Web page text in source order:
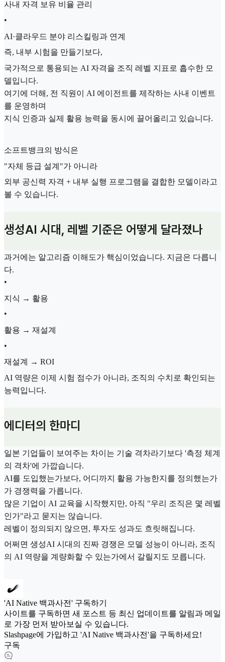
사내 자격 보유 비율 관리
•
AI·클라우드 분야 리스킬링과 연계
즉, 내부 시험을 만들기보다,
국가적으로 통용되는 AI 자격을 조직 레벨 지표로 흡수한 모
델입니다.
여기에 더해, 전 직원이 AI 에이전트를 제작하는 사내 이벤트
를 운영하며
지식 인증과 실제 활용 능력을 동시에 끌어올리고 있습니다.
소프트뱅크의 방식은
"자체 등급 설계"가 아니라
외부 공신력 자격 + 내부 실행 프로그램을 결합한 모델이라고
볼 수 있습니다.
생성AI 시대, 레벨 기준은 어떻게 달라졌나
과거에는 알고리즘 이해도가 핵심이었습니다. 지금은 다릅니
다.
•
지식 → 활용
•
활용 → 재설계
•
재설계 → ROI
AI 역량은 이제 시험 점수가 아니라, 조직의 수치로 확인되는
능력입니다.
에디터의 한마디
일본 기업들이 보여주는 차이는 기술 격차라기보다 '측정 체계
의 격차'에 가깝습니다.
AI를 도입했는가보다, 어디까지 활용 가능한지를 정의했는가
가 경쟁력을 가릅니다.
많은 기업이 AI 교육을 시작했지만, 아직 "우리 조직은 몇 레벨
인가"라고 묻지는 않습니다.
레벨이 정의되지 않으면, 투자도 성과도 흐릿해집니다.
어쩌면 생성AI 시대의 진짜 경쟁은 모델 성능이 아니라, 조직
의 AI 역량을 계량화할 수 있는가에서 갈릴지도 모릅니다.
'AI Native 백과사전' 구독하기
사이트를 구독하면 새 포스트 등 최신 업데이트를 알림과 메일
로 가장 먼저 받아보실 수 있습니다.
Slashpage에 가입하고 'AI Native 백과사전'을 구독하세요!
구독